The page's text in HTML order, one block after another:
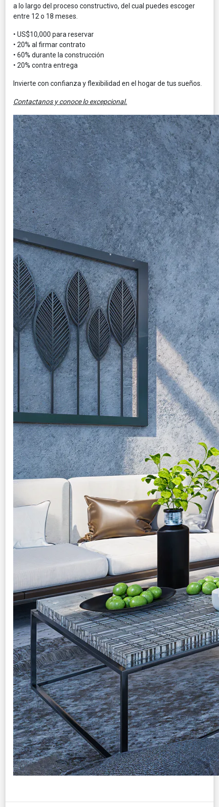
a lo largo del proceso constructivo, del cual puedes escoger
entre 12 o 18 meses.
• US$10,000 para reservar
• 20% al firmar contrato
• 60% durante la construcción
• 20% contra entrega
Invierte con confianza y flexibilidad en el hogar de tus sueños.
Contactanos y conoce lo excepcional.